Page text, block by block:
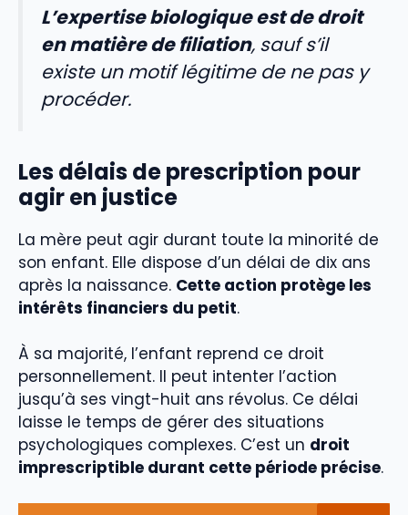
L’expertise biologique est de droit
en matière de filiation, sauf s’il
existe un motif légitime de ne pas y
procéder.
Les délais de prescription pour
agir en justice
La mère peut agir durant toute la minorité de
son enfant. Elle dispose d’un délai de dix ans
après la naissance. Cette action protège les
intérêts financiers du petit.
À sa majorité, l’enfant reprend ce droit
personnellement. Il peut intenter l’action
jusqu’à ses vingt-huit ans révolus. Ce délai
laisse le temps de gérer des situations
psychologiques complexes. C’est un droit
imprescriptible durant cette période précise.